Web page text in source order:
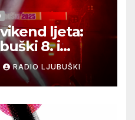
ljeta:
8. i
RADIO LJUBUŠKI